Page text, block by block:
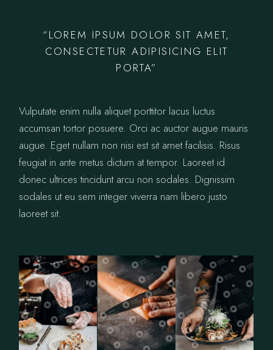
“LOREM IPSUM DOLOR SIT AMET,
CONSECTETUR ADIPISICING ELIT
PORTA”
Vulputate enim nulla aliquet porttitor lacus luctus
accumsan tortor posuere. Orci ac auctor augue mauris
augue. Eget nullam non nisi est sit amet facilisis. Risus
feugiat in ante metus dictum at tempor. Laoreet id
donec ultrices tincidunt arcu non sodales. Dignissim
sodales ut eu sem integer viverra nam libero justo
laoreet sit.